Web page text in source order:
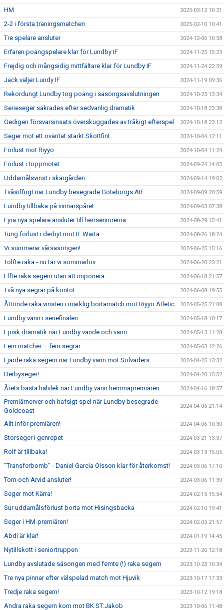
HM 2025-03-12 10:21
2-2 i första träningsmatchen 2025-02-10 10:41
Tre spelare ansluter 2024-12-06 10:58
Erfaren poängspelare klar för Lundby IF 2024-11-25 15:23
Frejdig och mångsidig mittfältare klar för Lundby IF 2024-11-24 22:59
Jack väljer Lundy IF 2024-11-19 09:36
Rekordungt Lundby tog poäng i säsongsavslutningen 2024-10-23 13:34
Serieseger säkrades efter sedvanlig dramatik 2024-10-18 23:38
Gedigen försvarsinsats överskuggades av tråkigt efterspel 2024-10-18 23:12
Seger mot ett oväntat starkt Skottfint 2024-10-04 12:11
Förlust mot Riyyo 2024-10-04 11:24
Förlust i toppmötet 2024-09-24 14:05
Uddamålsvinst i skärgården 2024-09-14 19:02
Tvåsiffrigt när Lundby besegrade Göteborgs AIF 2024-09-09 20:59
Lundby tillbaka på vinnarspåret 2024-09-03 07:38
Fyra nya spelare ansluter till herrseniorerna 2024-08-29 15:41
Tung förlust i derbyt mot IF Warta 2024-08-26 18:24
Vi summerar vårsäsongen! 2024-06-25 15:16
Tolfte raka - nu tar vi sommarlov 2024-06-20 23:21
Elfte raka segern utan att imponera 2024-06-18 21:57
Två nya segrar på kontot 2024-06-08 19:55
Åttonde raka vinsten i märklig bortamatch mot Riyyo Atletic 2024-05-25 21:08
Lundby vann i seriefinalen 2024-05-18 10:17
Episk dramatik när Lundby vände och vann 2024-05-13 11:28
Fem matcher – fem segrar 2024-05-03 12:26
Fjärde raka segern när Lundby vann mot Solväders 2024-04-25 13:32
Derbyseger! 2024-04-20 15:52
Årets bästa halvlek när Lundby vann hemmapremiären 2024-04-16 18:57
Premiärnerver och hafsigt spel när Lundby besegrade
Goldcoast
2024-04-06 21:14
Allt inför premiären! 2024-04-06 10:30
Storseger i genrepet 2024-03-21 13:37
Rolf är tillbaka! 2024-03-13 15:05
"Transferbomb" - Daniel Garcia Olsson klar för återkomst! 2024-03-06 17:10
Tom och Arvid ansluter! 2024-03-06 11:39
Seger mot Kärra! 2024-02-15 15:54
Sur uddamålsförlust borta mot Hisingsbacka 2024-02-10 19:41
Seger i HM-premiären! 2024-02-05 21:57
Abdi är klar! 2024-01-19 14:45
Nytillskott i seniortruppen 2023-11-20 12:18
Lundby avslutade säsongen med femte (!) raka segern 2023-10-23 10:34
Tre nya pinnar efter välspelad match mot Hjuvik 2023-10-17 17:33
Tredje raka segern! 2023-10-12 19:18
Andra raka segern kom mot BK ST:Jakob 2023-10-06 11:48